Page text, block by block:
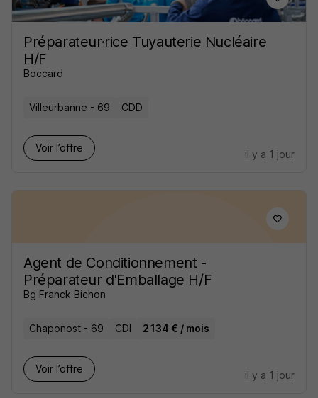
Préparateur·rice Tuyauterie Nucléaire
H/F
Boccard
Villeurbanne - 69 CDD
Voir l’offre
il y a 1 jour
Agent de Conditionnement -
Préparateur d'Emballage H/F
Bg Franck Bichon
Chaponost - 69 CDI 2 134 € / mois
Voir l’offre
il y a 1 jour